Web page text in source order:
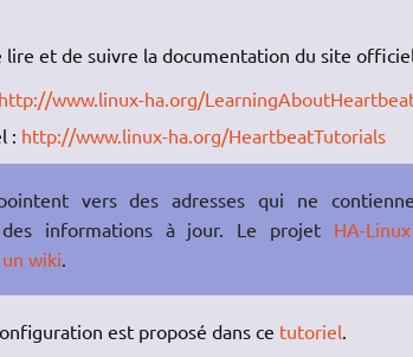
lire et de suivre la documentation du site
http://www.linux-ha.org/
: http://www.linux-ha.org/HeartbeatTutorials
vers des adresses qui ne
informations à jour. Le projet HA-
wiki.
est proposé dans ce tutoriel.